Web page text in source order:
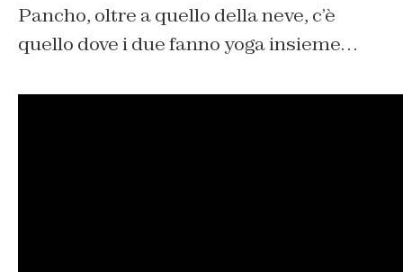
Pancho, oltre a quello della neve, c’è
quello dove i due fanno yoga insieme…